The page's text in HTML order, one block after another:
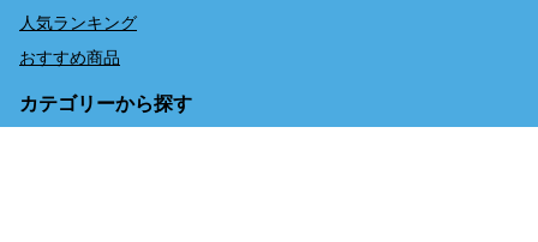
人気ランキング
おすすめ商品
カテゴリーから探す